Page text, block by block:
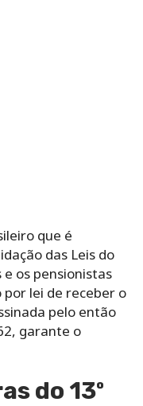
que é
das Leis do
e os pensionistas
lei de receber o
pelo então
garante o
do 13º